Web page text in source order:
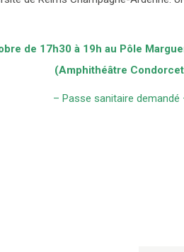
de 17h30 à 19h au Pôle
(Amphithéâtre
– Passe sanitaire demandé